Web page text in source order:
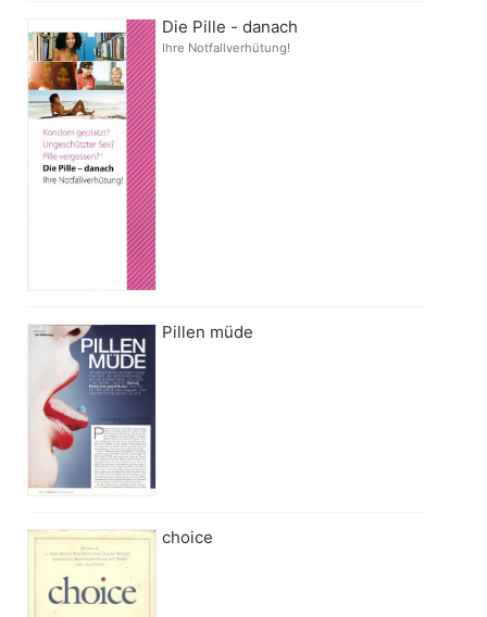
Die Pille - danach
Ihre Notfallverhütung!
Pillen müde
choice